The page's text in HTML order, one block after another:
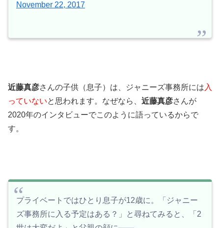
November 22, 2017
近藤真彦さんの子供（息子）は、ジャニーズ事務所には 入
っていないと思われます。なぜなら、 近藤真彦さんが
2020年のインタビューでこのように語っているからで
す。
プライベートではひとり息子が12歳に。「ジャニー
ズ事務所に入る予定はある？」と尋ねてみると、「2